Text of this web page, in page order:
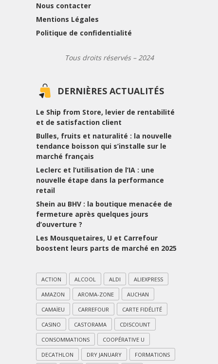
Nous contacter
Mentions Légales
Politique de confidentialité
Tous droits réservés – 2024
DERNIÈRES ACTUALITÉS
Le Ship from Store, levier de rentabilité
et de satisfaction client
Bulles, fruits et naturalité : la nouvelle
tendance boisson qui s’installe sur le
marché français
Leclerc et l’utilisation de l’IA : une
nouvelle étape dans la performance
retail
Shein au BHV : la boutique menacée de
fermeture après quelques jours
d’ouverture ?
Les Mousquetaires, U et Carrefour
boostent leurs parts de marché en 2025
ACTION ALCOOL ALDI ALIEXPRESS
AMAZON AROMA-ZONE AUCHAN
CAMAÏEU CARREFOUR CARTE FIDÉLITÉ
CASINO CASTORAMA CDISCOUNT
CONSOMMATIONS COOPÉRATIVE U
DECATHLON DRY JANUARY FORMATIONS